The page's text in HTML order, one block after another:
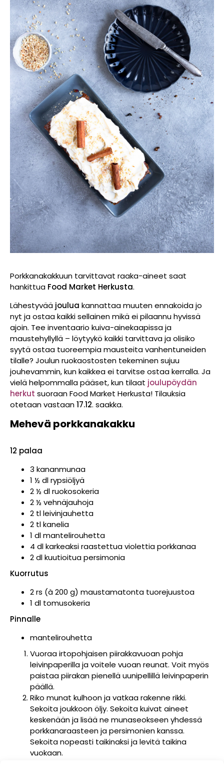
Porkkanakakkuun tarvittavat raaka-aineet saat
hankittua Food Market Herkusta.
Lähestyvää joulua kannattaa muuten ennakoida jo
nyt ja ostaa kaikki sellainen mikä ei pilaannu hyvissä
ajoin. Tee inventaario kuiva-ainekaapissa ja
maustehyllyllä – löytyykö kaikki tarvittava ja olisiko
syytä ostaa tuoreempia mausteita vanhentuneiden
tilalle? Joulun ruokaostosten tekeminen sujuu
jouhevammin, kun kaikkea ei tarvitse ostaa kerralla. Ja
vielä helpommalla pääset, kun tilaat joulupöydän
herkut suoraan Food Market Herkusta! Tilauksia
otetaan vastaan17.12. saakka.
Mehevä porkkanakakku
12 palaa
3 kananmunaa
1 ½ dl rypsiöljyä
2 ½ dl ruokosokeria
2 ½ vehnäjauhoja
2 tl leivinjauhetta
2 tl kanelia
1 dl mantelirouhetta
4 dl karkeaksi raastettua violettia porkkanaa
2 dl kuutioitua persimonia
Kuorrutus
2 rs (à 200 g) maustamatonta tuorejuustoa
1 dl tomusokeria
Pinnalle
mantelirouhetta
Vuoraa irtopohjaisen piirakkavuoan pohja
leivinpaperilla ja voitele vuoan reunat. Voit myös
paistaa piirakan pienellä uunipellillä leivinpaperin
päällä.
Riko munat kulhoon ja vatkaa rakenne rikki.
Sekoita joukkoon öljy. Sekoita kuivat aineet
keskenään ja lisää ne munaseokseen yhdessä
porkkanaraasteen ja persimonien kanssa.
Sekoita nopeasti taikinaksi ja levitä taikina
vuokaan.